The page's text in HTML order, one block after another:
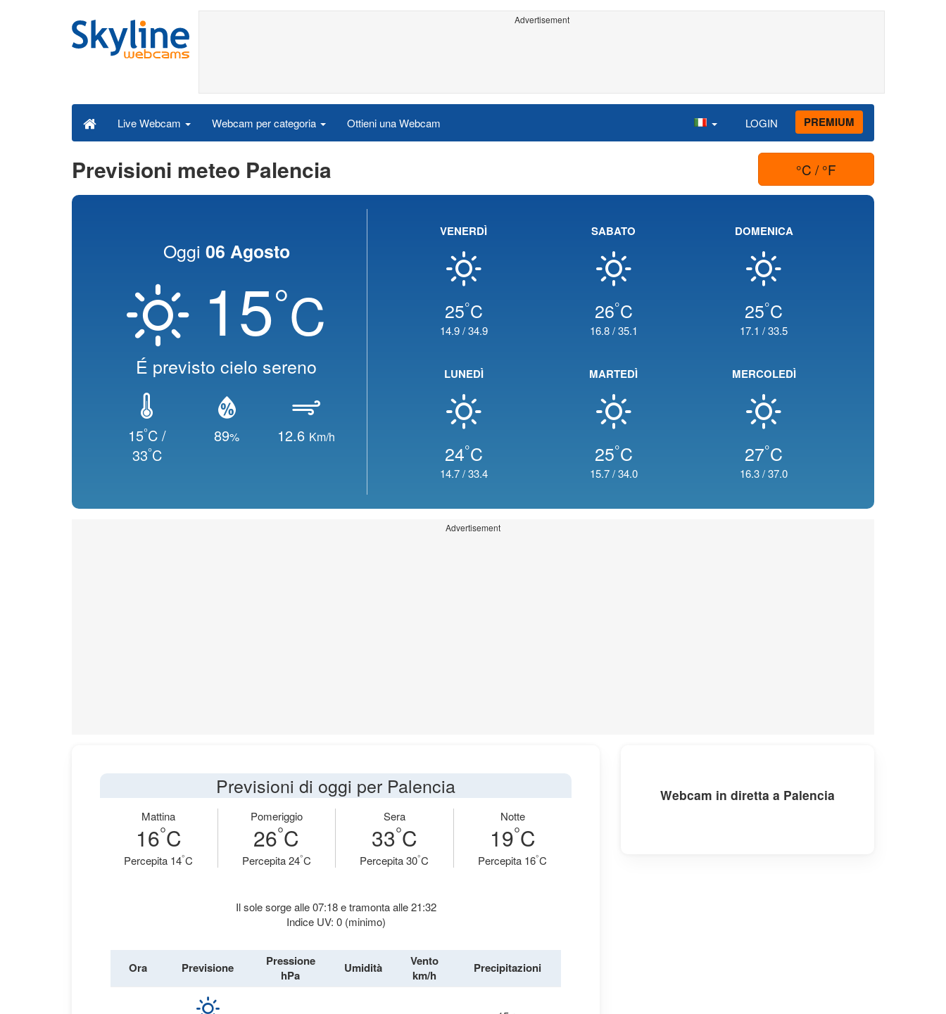
Advertisement
Live Webcam Webcam per categoria Ottieni una Webcam LOGIN PREMIUM
Previsioni meteo Palencia °C / °F
Oggi 06 Agosto
15°C
É previsto cielo sereno
15°C /
33°C
89% 12.6 Km/h
VENERDÌ
25°C
14.9/34.9
SABATO
26°C
16.8/35.1
DOMENICA
25°C
17.1 /33.5
LUNEDÌ
24°C
14.7/33.4
MARTEDÌ
25°C
15.7/34.0
MERCOLEDÌ
27°C
16.3/37.0
Advertisement
Previsioni di oggi per Palencia
Mattina
16°C
Percepita 14°C
Pomeriggio
26°C
Percepita 24°C
Sera
33°C
Percepita 30°C
Notte
19°C
Percepita 16°C
Il sole sorge alle 07:18 e tramonta alle 21:32
Indice UV: 0 (minimo)
Ora Previsione
Pressione
hPa
Umidità
Vento
km/h
Precipitazioni
Webcam in diretta a Palencia